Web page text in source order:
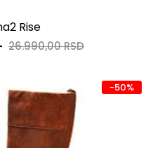
Rise
26.990,00 RSD
-50%